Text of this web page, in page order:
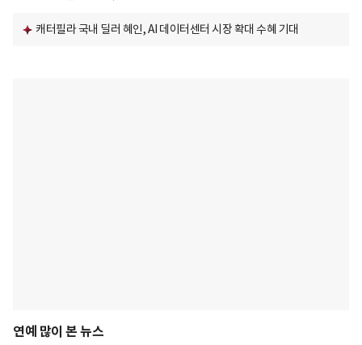
캐터필라 국내 딜러 혜인, AI 데이터센터 시장 확대 수혜 기대
연예 많이 본 뉴스